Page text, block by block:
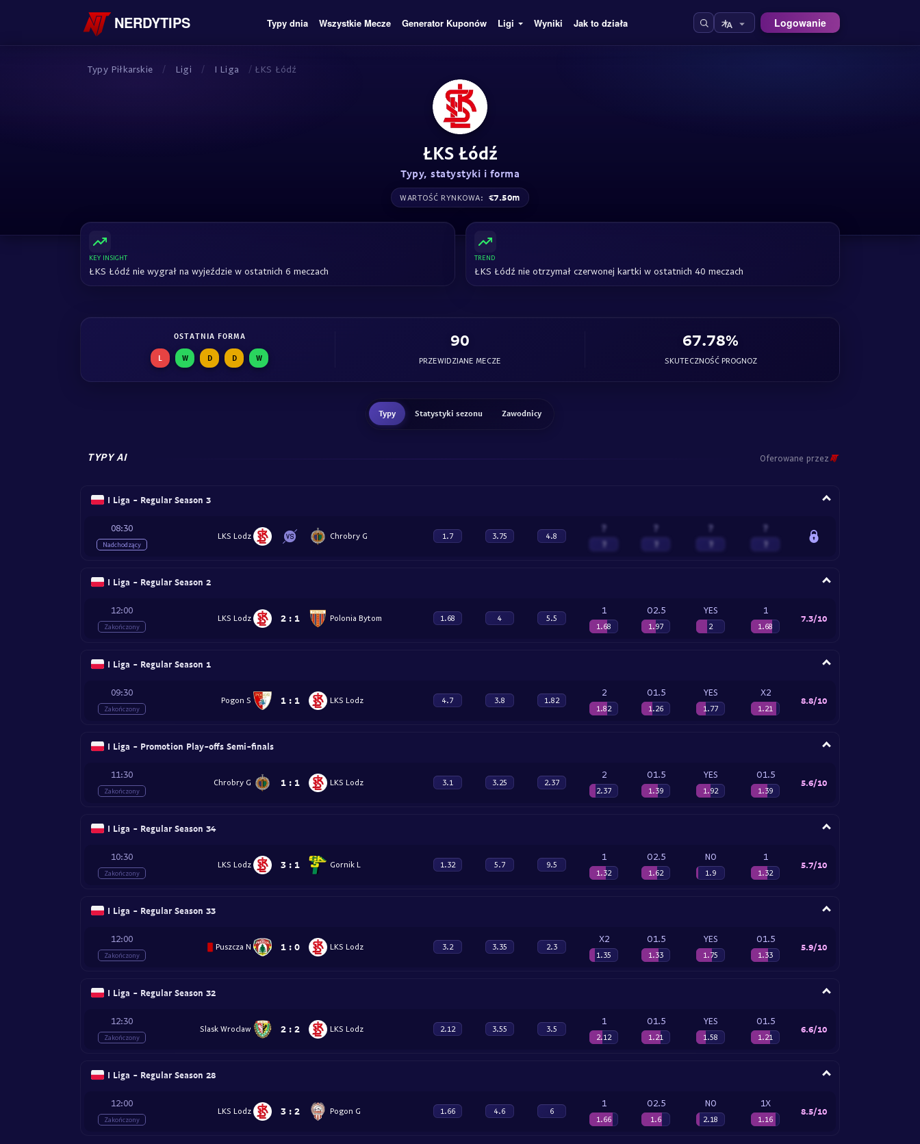
NERDYTIPS Typy dnia Wszystkie Mecze Generator Kuponów Ligi Wyniki Jak to działa Logowanie
Typy Piłkarskie / Ligi / I Liga / ŁKS Łódź
ŁKS Łódź
Typy, statystyki i forma
WARTOŚĆ RYNKOWA: €7.50m
KEY INSIGHT
ŁKS Łódź nie wygrał na wyjeździe w ostatnich 6 meczach
TREND
ŁKS Łódź nie otrzymał czerwonej kartki w ostatnich 40 meczach
OSTATNIA FORMA
L W D D W
90
PRZEWIDZIANE MECZE
67.78%
SKUTECZNOŚĆ PROGNOZ
Typy Statystyki sezonu Zawodnicy
TYPY AI Oferowane przez
I Liga - Regular Season 3
08:30
Nadchodzący
LKS Lodz Chrobry G 1.7 3.75 4.8
? ? ? ?
I Liga - Regular Season 2
12:00
Zakończony
LKS Lodz 2 : 1 Polonia Bytom 1.68 4 5.5
1
1.68
O2.5
1.97
YES
2
1
1.68
7.3/10
I Liga - Regular Season 1
09:30
Zakończony
Pogon S 1 : 1 LKS Lodz 4.7 3.8 1.82
2
1.82
O1.5
1.26
YES
1.77
X2
1.21
8.8/10
I Liga - Promotion Play-offs Semi-finals
11:30
Zakończony
Chrobry G 1 : 1 LKS Lodz 3.1 3.25 2.37
2
2.37
O1.5
1.39
YES
1.92
O1.5
1.39
5.6/10
I Liga - Regular Season 34
10:30
Zakończony
LKS Lodz 3 : 1 Gornik L 1.32 5.7 9.5
1
1.32
O2.5
1.62
NO
1.9
1
1.32
5.7/10
I Liga - Regular Season 33
12:00
Zakończony
Puszcza N 1 : 0 LKS Lodz 3.2 3.35 2.3
X2
1.35
O1.5
1.33
YES
1.75
O1.5
1.33
5.9/10
I Liga - Regular Season 32
12:30
Zakończony
Slask Wroclaw 2 : 2 LKS Lodz 2.12 3.55 3.5
1
2.12
O1.5
1.21
YES
1.58
O1.5
1.21
6.6/10
I Liga - Regular Season 28
12:00
Zakończony
LKS Lodz 3 : 2 Pogon G 1.66 4.6 6
1
1.66
O2.5
1.6
NO
2.18
1X
1.16
8.5/10